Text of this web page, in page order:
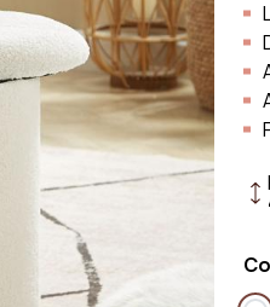
Canapé Vintage